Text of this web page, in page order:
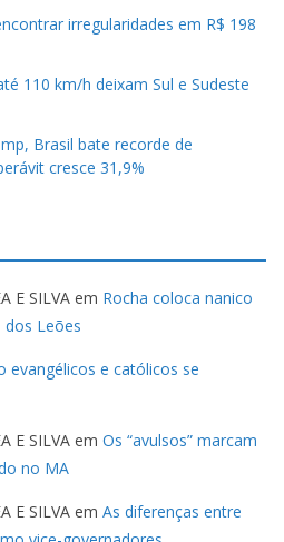
irregularidades em R$ 198
110 km/h deixam Sul e Sudeste
Brasil bate recorde de
cresce 31,9%
E SILVA em Rocha coloca nanico
dos Leões
evangélicos e católicos se
E SILVA em Os “avulsos” marcam
no MA
E SILVA em As diferenças entre